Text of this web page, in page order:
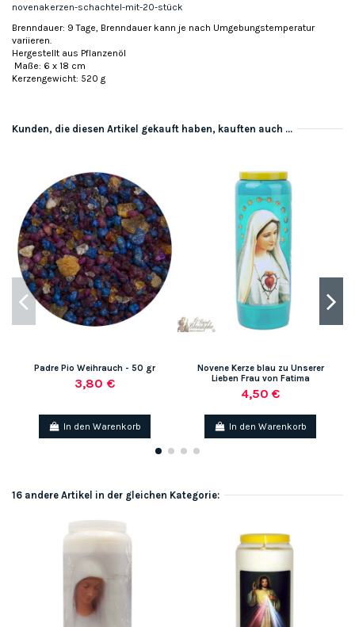
novenakerzen-schachtel-mit-20-stück
Brenndauer: 9 Tage, Brenndauer kann je nach Umgebungstemperatur
variieren.
Hergestellt aus Pflanzenöl
Maße: 6 x 18 cm
Kerzengewicht: 520 g
Kunden, die diesen Artikel gekauft haben, kauften auch ...
Padre Pio Weihrauch - 50 gr
3,80 €
In den Warenkorb
Novene Kerze blau zu Unserer
Lieben Frau von Fatima
4,50 €
In den Warenkorb
16 andere Artikel in der gleichen Kategorie: